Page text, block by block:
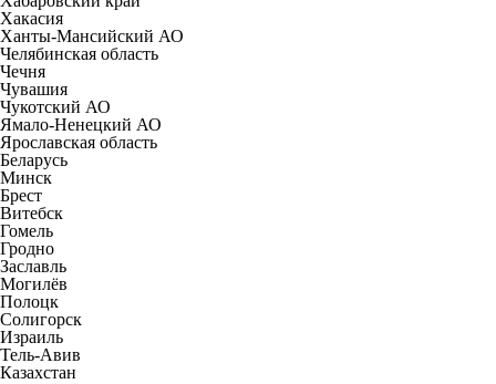
Хакасия
Ханты-Мансийский АО
Челябинская область
Чечня
Чувашия
Чукотский АО
Ямало-Ненецкий АО
Ярославская область
Беларусь
Минск
Брест
Витебск
Гомель
Гродно
Заславль
Могилёв
Полоцк
Солигорск
Израиль
Тель-Авив
Казахстан